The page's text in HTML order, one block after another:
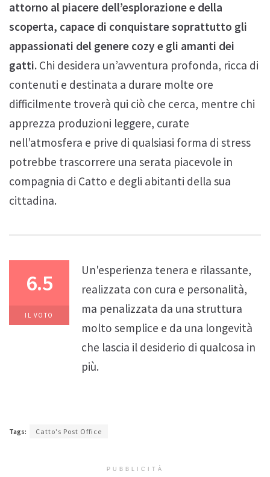
attorno al piacere dell’esplorazione e della
scoperta, capace di conquistare soprattutto gli
appassionati del genere cozy e gli amanti dei
gatti. Chi desidera un’avventura profonda, ricca di
contenuti e destinata a durare molte ore
difficilmente troverà qui ciò che cerca, mentre chi
apprezza produzioni leggere, curate
nell’atmosfera e prive di qualsiasi forma di stress
potrebbe trascorrere una serata piacevole in
compagnia di Catto e degli abitanti della sua
cittadina.
6.5
IL VOTO
Un'esperienza tenera e rilassante,
realizzata con cura e personalità,
ma penalizzata da una struttura
molto semplice e da una longevità
che lascia il desiderio di qualcosa in
più.
Tags: Catto's Post Office
PUBBLICITÀ